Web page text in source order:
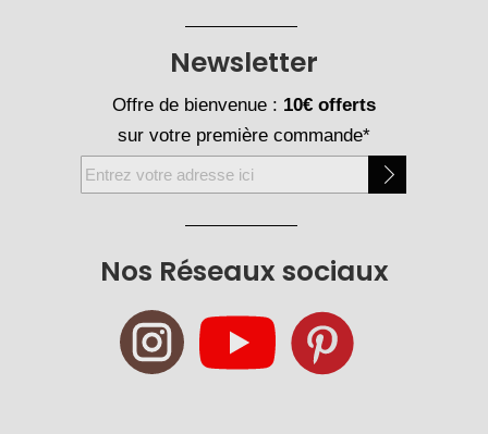
Nos Réseaux sociaux
Newsletter
Offre de bienvenue : 10€ offerts
sur votre première commande*
Inscription
à